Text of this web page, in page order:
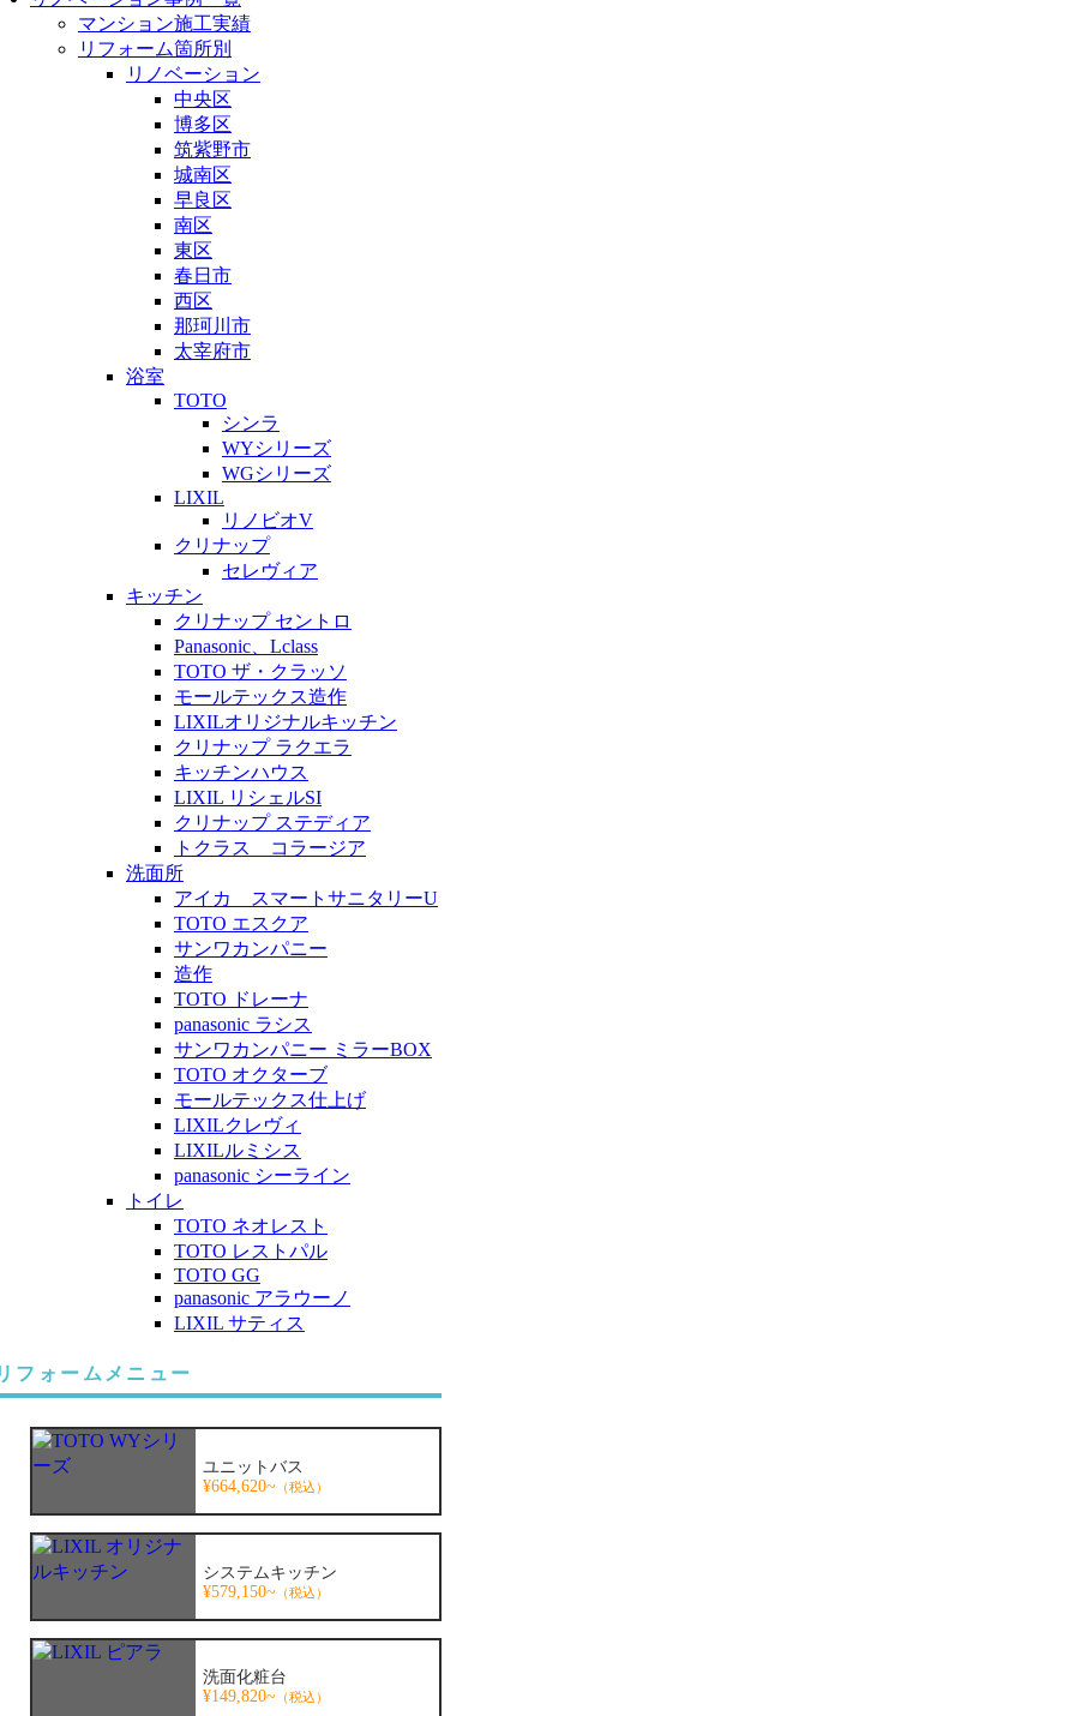
マンション施工実績
リフォーム箇所別
リノベーション
中央区
博多区
筑紫野市
城南区
早良区
南区
東区
春日市
西区
那珂川市
太宰府市
浴室
TOTO
シンラ
WYシリーズ
WGシリーズ
LIXIL
リノビオV
クリナップ
セレヴィア
キッチン
クリナップ セントロ
Panasonic、Lclass
TOTO ザ・クラッソ
モールテックス造作
LIXILオリジナルキッチン
クリナップ ラクエラ
キッチンハウス
LIXIL リシェルSI
クリナップ ステディア
トクラス コラージア
洗面所
アイカ スマートサニタリーU
TOTO エスクア
サンワカンパニー
造作
TOTO ドレーナ
panasonic ラシス
サンワカンパニー ミラーBOX
TOTO オクターブ
モールテックス仕上げ
LIXILクレヴィ
LIXILルミシス
panasonic シーライン
トイレ
TOTO ネオレスト
TOTO レストパル
TOTO GG
panasonic アラウーノ
LIXIL サティス
フォームメニュー
ユニットバス
¥664,620~ （税込）
システムキッチン
¥579,150~ （税込）
洗面化粧台
¥149,820~ （税込）